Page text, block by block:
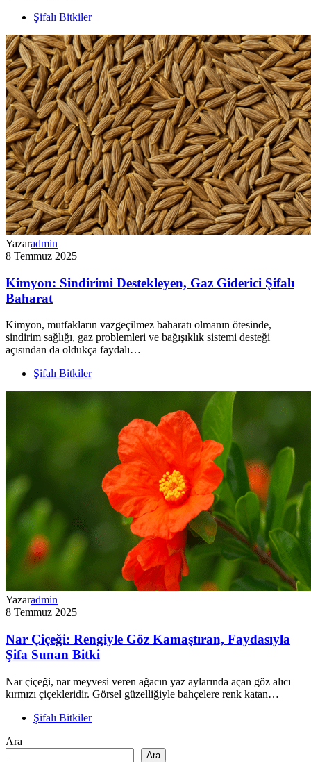
Şifalı Bitkiler
Yazaradmin
8 Temmuz 2025
Kimyon: Sindirimi Destekleyen, Gaz Giderici Şifalı
Baharat
Kimyon, mutfakların vazgeçilmez baharatı olmanın ötesinde,
sindirim sağlığı, gaz problemleri ve bağışıklık sistemi desteği
açısından da oldukça faydalı…
Şifalı Bitkiler
Yazaradmin
8 Temmuz 2025
Nar Çiçeği: Rengiyle Göz Kamaştıran, Faydasıyla
Şifa Sunan Bitki
Nar çiçeği, nar meyvesi veren ağacın yaz aylarında açan göz alıcı
kırmızı çiçekleridir. Görsel güzelliğiyle bahçelere renk katan…
Şifalı Bitkiler
Ara
Ara